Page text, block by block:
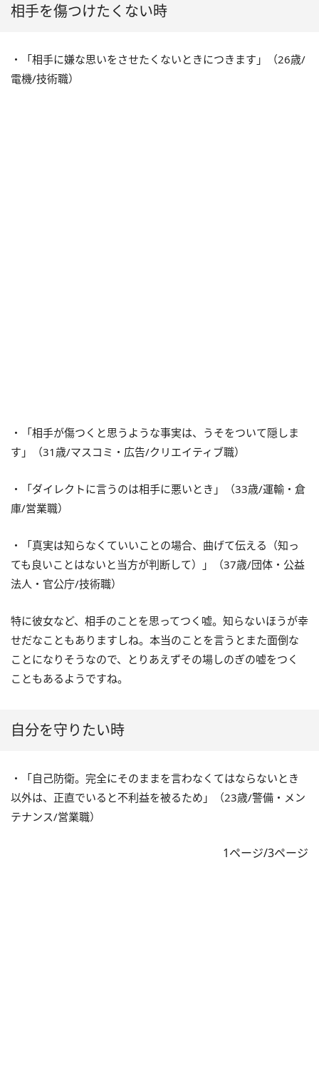
相手を傷つけたくない時
・「相手に嫌な思いをさせたくないときにつきます」（26歳/
電機/技術職）
・「相手が傷つくと思うような事実は、うそをついて隠しま
す」（31歳/マスコミ・広告/クリエイティブ職）
・「ダイレクトに言うのは相手に悪いとき」（33歳/運輸・倉
庫/営業職）
・「真実は知らなくていいことの場合、曲げて伝える（知っ
ても良いことはないと当方が判断して）」（37歳/団体・公益
法人・官公庁/技術職）
特に彼女など、相手のことを思ってつく嘘。知らないほうが幸
せだなこともありますしね。本当のことを言うとまた面倒な
ことになりそうなので、とりあえずその場しのぎの嘘をつく
こともあるようですね。
自分を守りたい時
・「自己防衛。完全にそのままを言わなくてはならないとき
以外は、正直でいると不利益を被るため」（23歳/警備・メン
テナンス/営業職）
1ページ/3ページ